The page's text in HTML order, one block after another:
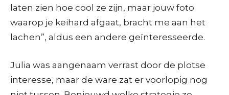
laten zien hoe cool ze zijn, maar jouw foto
waarop je keihard afgaat, bracht me aan het
lachen”, aldus een andere geïnteresseerde.
Julia was aangenaam verrast door de plotse
interesse, maar de ware zat er voorlopig nog